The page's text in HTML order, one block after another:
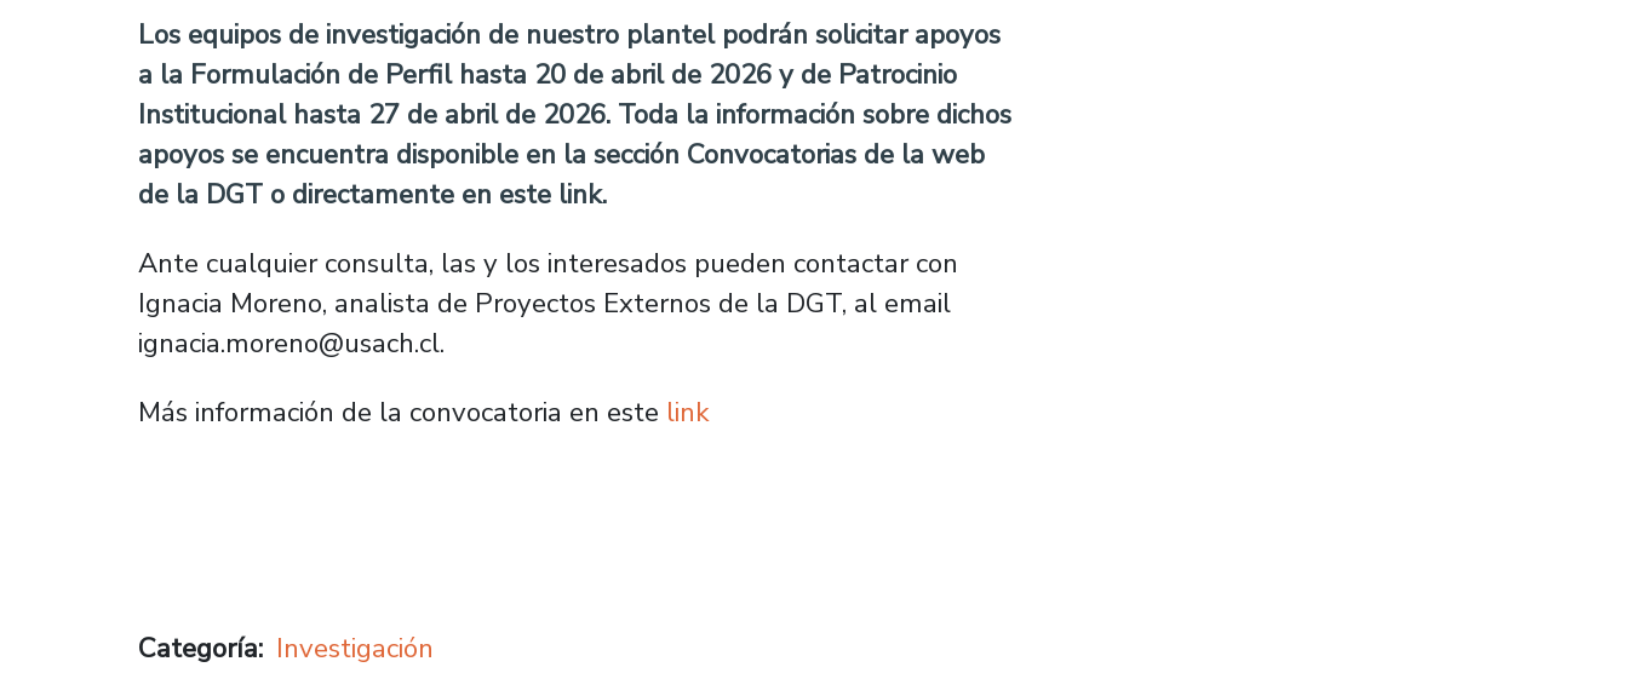
Los equipos de investigación de nuestro plantel podrán solicitar apoyos
a la Formulación de Perfil hasta 20 de abril de 2026 y de Patrocinio
Institucional hasta 27 de abril de 2026. Toda la información sobre dichos
apoyos se encuentra disponible en la sección Convocatorias de la web
de la DGT o directamente en este link.
Ante cualquier consulta, las y los interesados pueden contactar con
Ignacia Moreno, analista de Proyectos Externos de la DGT, al email
ignacia.moreno@usach.cl.
Más información de la convocatoria en este link
Categoría Investigación